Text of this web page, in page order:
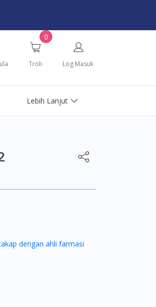
0
Troli Log Masuk
Lebih Lanjut
dengan ahli farmasi